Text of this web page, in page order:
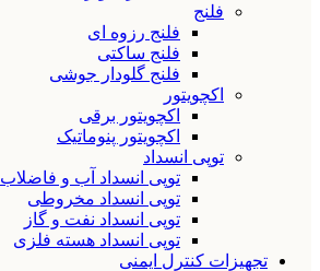
فلنج
فلنج رزوه ای
فلنج ساکتی
فلنج گلودار جوشی
اکچویتور
اکچویتور برقی
اکچویتور پنوماتیک
توپی انسداد
توپی انسداد آب و فاضلاب
توپی انسداد مخروطی
توپی انسداد نفت و گاز
توپی انسداد هسته فلزی
تجهیزات کنترل ایمنی